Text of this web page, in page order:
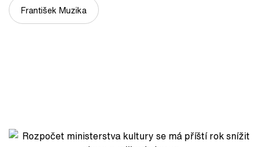
František Muzika